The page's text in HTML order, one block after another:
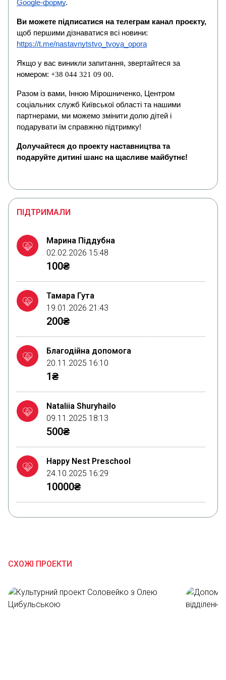
Google-форму.
Ви можете підписатися на телеграм канал проєкту,
щоб першими дізнаватися всі новини:
https://t.me/nastavnytstvo_tvoya_opora
Якщо у вас виникли запитання, звертайтеся за
номером: +38 044 321 09 00.
Разом із вами, Інною Мірошниченко, Центром
соціальних служб Київської області та нашими
партнерами, ми можемо змінити долю дітей і
подарувати їм справжню підтримку!
Долучайтеся до проекту наставництва та
подаруйте дитині шанс на щасливе майбутнє!
ПІДТРИМАЛИ
Марина Піддубна
02.02.2026 15:48
100₴
Тамара Гута
19.01.2026 21:43
200₴
Благодійна допомога
20.11.2025 16:10
1₴
Nataliia Shuryhailo
09.11.2025 18:13
500₴
Happy Nest Preschool
24.10.2025 16:29
10000₴
Павло Левчук
300₴
СХОЖІ ПРОЕКТИ